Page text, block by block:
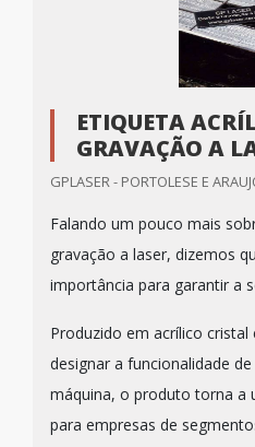
ETIQUETA
GRAVAÇÃO A
GPLASER - PORTOLESE E
Falando um pouco mais
gravação a laser, dizemos
importância para garantir a
Produzido em acrílico
designar a funcionalidade
máquina, o produto torna a
para empresas de